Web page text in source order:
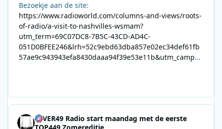
Bezoekje aan de site:
https://www.radioworld.com/columns-and-views/roots-
of-radio/a-visit-to-nashvilles-wsmam?
utm_term=69C07DC8-7B5C-43CD-AD4C-
051D0BFEE246&lrh=52c9ebd63dba857e02ec34def61fb
57ae9c943943efa8430daaa94f39e53e11b&utm_campai
8F09201A140D&utm_source=SmartBrief
4EVER49 Radio start maandag met de eerste
TOP449 Zomereditie